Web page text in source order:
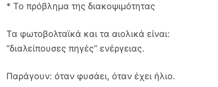
* Το πρόβλημα της διακοψιμότητας
Τα φωτοβολταϊκά και τα αιολικά είναι:
“διαλείπουσες πηγές” ενέργειας.
Παράγουν: όταν φυσάει, όταν έχει ήλιο.